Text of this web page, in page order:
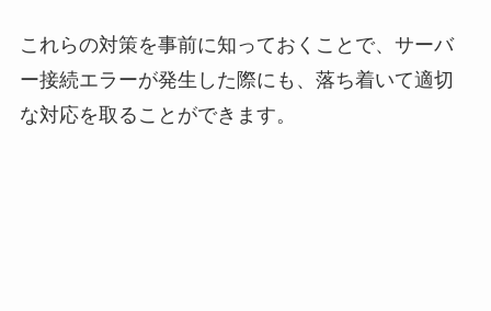
これらの対策を事前に知っておくことで、サーバ
ー接続エラーが発生した際にも、落ち着いて適切
な対応を取ることができます。